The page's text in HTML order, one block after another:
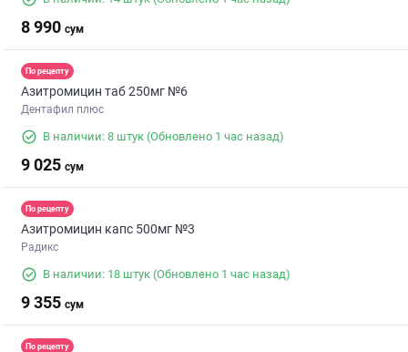
8 990 сум
По рецепту
Азитромицин таб 250мг №6
Дентафил плюс
В наличии: 8 штук (Обновлено 1 час назад)
9 025 сум
По рецепту
Азитромицин капс 500мг №3
Радикс
В наличии: 18 штук (Обновлено 1 час назад)
9 355 сум
По рецепту